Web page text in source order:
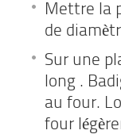
Mettre la
de
Sur une
long .
au four.
four